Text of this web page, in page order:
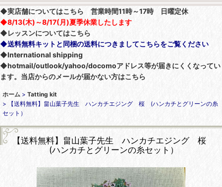
◆実店舗についてはこちら 営業時間11時～17時 日曜定休
◆8/13(木)～8/17(月)夏季休業したします
◆レッスンについてはこちら
◆送料無料キットと同梱の送料につきましてこちらをご覧ください
◆International shipping
◆hotmail/outlook/yahoo/docomoアドレス等が届きにくくなってい
ます。当店からのメールが届かない方はこちら
ホーム > Tatting kit
>
【送料無料】畠山葉子先生 ハンカチエジング 桜 (ハンカチとグリーンの糸
セット）
【送料無料】畠山葉子先生 ハンカチエジング 桜
(ハンカチとグリーンの糸セット）